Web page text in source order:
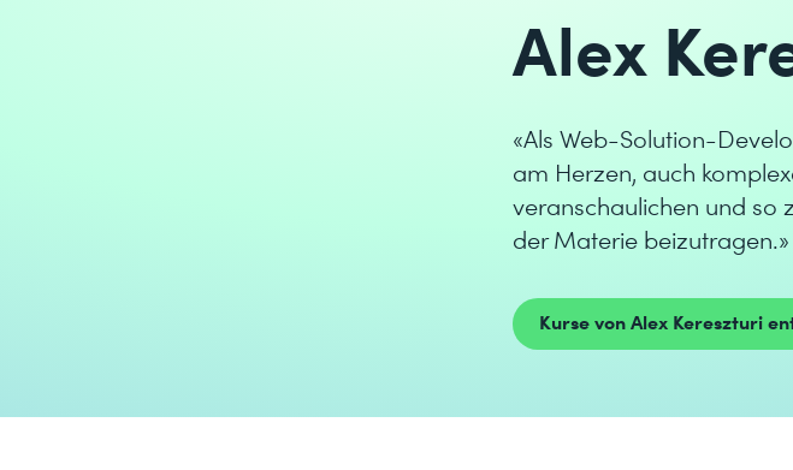
Alex
«Als Web-Solution-
am Herzen, auch
veranschaulichen und so
der Materie beizutragen.»
Kurse von Alex Kereszturi